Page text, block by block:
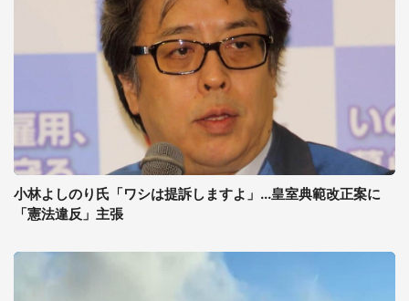
小林よしのり氏「ワシは提訴しますよ」...皇室典範改正案に
「憲法違反」主張